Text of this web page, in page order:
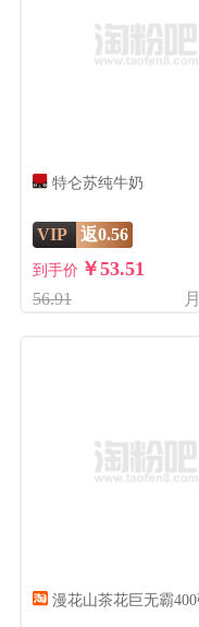
特仑苏纯牛奶
VIP 返0.56
到手价 ￥53.51
56.91
漫花山茶花巨无霸